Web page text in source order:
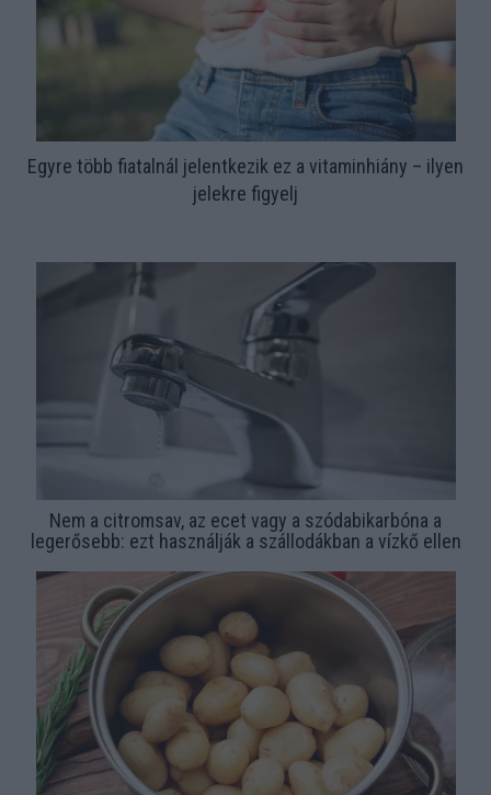
Egyre több fiatalnál jelentkezik ez a vitaminhiány – ilyen
jelekre figyelj
Nem a citromsav, az ecet vagy a szódabikarbóna a
legerősebb: ezt használják a szállodákban a vízkő ellen